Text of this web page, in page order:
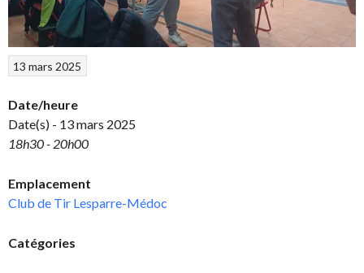
13 mars 2025
Date/heure
Date(s) - 13 mars 2025
18h30 - 20h00
Emplacement
Club de Tir Lesparre-Médoc
Catégories